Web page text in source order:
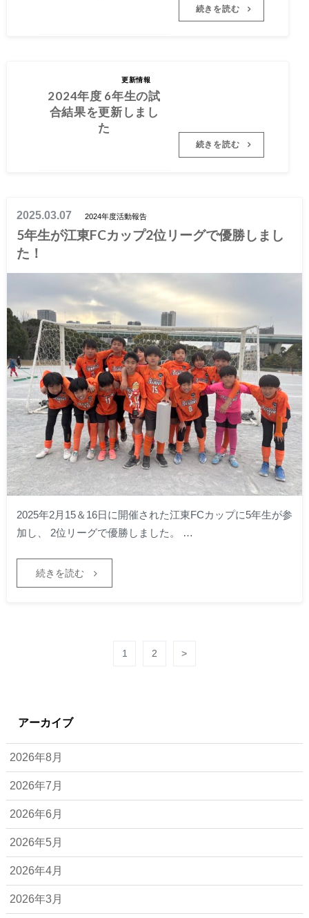
続きを読む
更新情報
2024年度 6年生の試
合結果を更新しまし
た
続きを読む
2025.03.07 2024年度活動報告
5年生が江東FCカップ2位リーグで優勝しまし
た！
2025年2月15＆16日に開催された江東FCカップに5年生が参
加し、 2位リーグで優勝しました。 …
続きを読む
1 2 >
アーカイブ
2026年8月
2026年7月
2026年6月
2026年5月
2026年4月
2026年3月